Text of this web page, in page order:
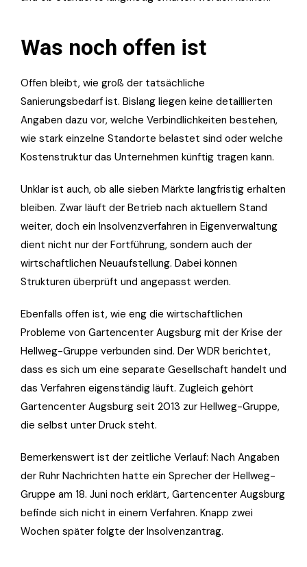
Was noch offen ist
Offen bleibt, wie groß der tatsächliche
Sanierungsbedarf ist. Bislang liegen keine detaillierten
Angaben dazu vor, welche Verbindlichkeiten bestehen,
wie stark einzelne Standorte belastet sind oder welche
Kostenstruktur das Unternehmen künftig tragen kann.
Unklar ist auch, ob alle sieben Märkte langfristig erhalten
bleiben. Zwar läuft der Betrieb nach aktuellem Stand
weiter, doch ein Insolvenzverfahren in Eigenverwaltung
dient nicht nur der Fortführung, sondern auch der
wirtschaftlichen Neuaufstellung. Dabei können
Strukturen überprüft und angepasst werden.
Ebenfalls offen ist, wie eng die wirtschaftlichen
Probleme von Gartencenter Augsburg mit der Krise der
Hellweg-Gruppe verbunden sind. Der WDR berichtet,
dass es sich um eine separate Gesellschaft handelt und
das Verfahren eigenständig läuft. Zugleich gehört
Gartencenter Augsburg seit 2013 zur Hellweg-Gruppe,
die selbst unter Druck steht.
Bemerkenswert ist der zeitliche Verlauf: Nach Angaben
der Ruhr Nachrichten hatte ein Sprecher der Hellweg-
Gruppe am 18. Juni noch erklärt, Gartencenter Augsburg
befinde sich nicht in einem Verfahren. Knapp zwei
Wochen später folgte der Insolvenzantrag.